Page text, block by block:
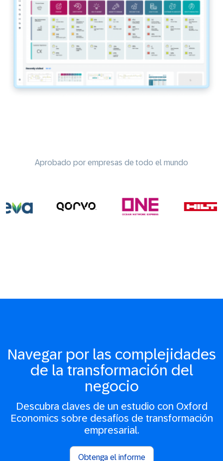
Aprobado por empresas de todo el mundo
Navegar por las complejidades
de la transformación del
negocio
Descubra claves de un estudio con Oxford
Economics sobre desafíos de transformación
empresarial.
Obtenga el informe